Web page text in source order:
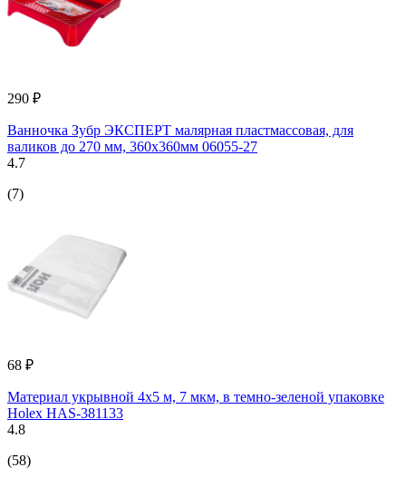
290 ₽
Ванночка Зубр ЭКСПЕРТ малярная пластмассовая, для
валиков до 270 мм, 360x360мм 06055-27
4.7
(7)
68 ₽
Материал укрывной 4х5 м, 7 мкм, в темно-зеленой упаковке
Holex HAS-381133
4.8
(58)